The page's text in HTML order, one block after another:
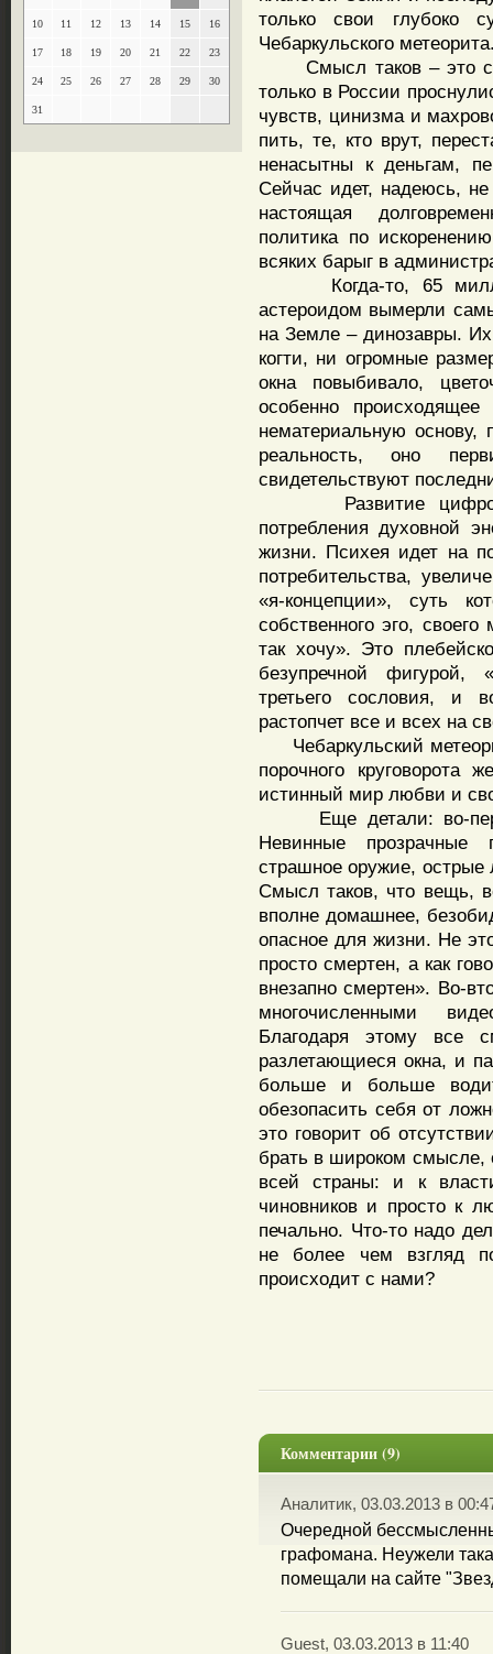
10 11 12 13 14 15 16
17 18 19 20 21 22 23
24 25 26 27 28 29 30
31
только свои глубоко
Чебаркульского
Смысл таков – это
только в России
чувств, цинизма и
пить, те, кто врут,
ненасытны к деньгам,
Сейчас идет, надеюсь,
настоящая
политика по
всяких барыг в
Когда-то, 65
астероидом вымерли
на Земле – динозавры.
когти, ни огромные
окна повыбивало,
особенно
нематериальную основу,
реальность, оно
свидетельствуют
Развитие цифровых
потребления духовной
жизни. Психея идет на
потребительства,
«я-концепции», суть
собственного эго,
так хочу». Это
безупречной фигурой,
третьего сословия, и
растопчет все и всех на
Чебаркульский
порочного
истинный мир любви и
Еще детали: во-
Невинные прозрачные
страшное оружие, острые
Смысл таков, что вещь,
вполне домашнее,
опасное для жизни. Не
просто смертен, а как
внезапно смертен». Во-
многочисленными
Благодаря этому все
разлетающиеся окна, и
больше и больше
обезопасить себя от
это говорит об
брать в широком смысле,
всей страны: и к
чиновников и просто к
печально. Что-то надо
не более чем взгляд
происходит с нами?
Комментарии (9)
Аналитик, 03.03.2013 в
Очередной
графомана. Неужели
помещали на сайте
Guest, 03.03.2013 в 11:40